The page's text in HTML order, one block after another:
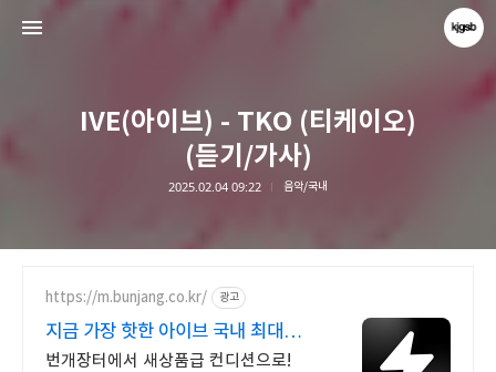
IVE(아이브) - TKO (티케이오)
(듣기/가사)
2025.02.04 09:22 음악/국내
https://m.bunjang.co.kr/ 광고
지금 가장 핫한 아이브 국내 최대
브랜드 중고거래
번개장터에서 새상품급 컨디션으로!
kjgsb